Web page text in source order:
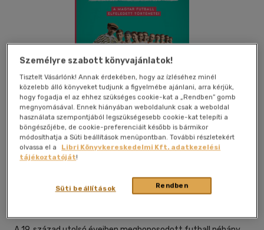
Beleolvasok
Személyre szabott könyvajánlatok!
Tisztelt Vásárlónk! Annak érdekében, hogy az ízléséhez minél
közelebb álló könyveket tudjunk a figyelmébe ajánlani, arra kérjük,
hogy fogadja el az ehhez szükséges cookie-kat a „Rendben” gomb
megnyomásával. Ennek hiányában weboldalunk csak a weboldal
használata szempontjából legszükségesebb cookie-kat telepíti a
böngészőjébe, de cookie-preferenciáit később is bármikor
módosíthatja a Süti beállítások menüpontban. További részletekért
olvassa el a
Libri Könyvkereskedelmi Kft. adatkezelési
tájékoztatóját!
Rendben
Süti beállítások